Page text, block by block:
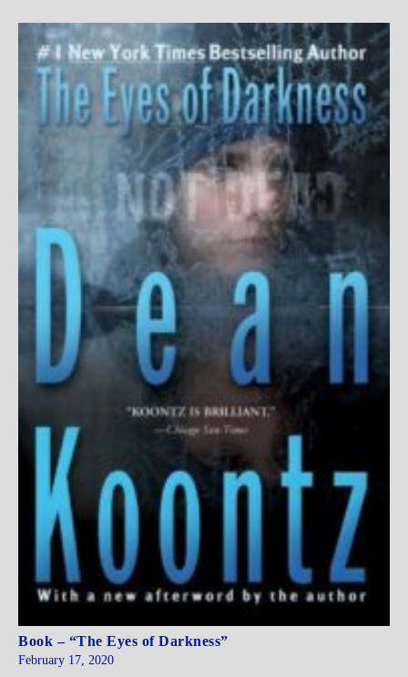
Book – “The Eyes of Darkness”
February 17, 2020